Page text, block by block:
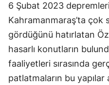
6 Şubat 2023
Kahramanmaraş’ta çok
gördüğünü hatırlatan
hasarlı konutların
faaliyetleri sırasında
patlatmaların bu yapılar